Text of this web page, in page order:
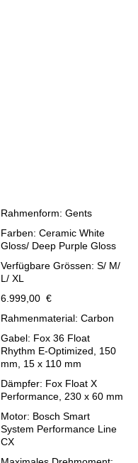
Rahmenform: Gents
Farben: Ceramic White
Gloss/ Deep Purple Gloss
Verfügbare Grössen: S/ M/
L/ XL
6.999,00 €
Rahmenmaterial: Carbon
Gabel: Fox 36 Float
Rhythm E-Optimized, 150
mm, 15 x 110 mm
Dämpfer: Fox Float X
Performance, 230 x 60 mm
Motor: Bosch Smart
System Performance Line
CX